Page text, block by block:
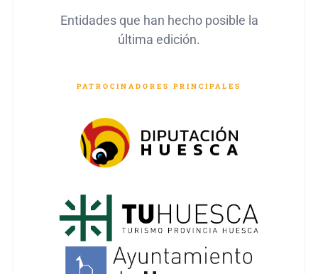
Entidades que han hecho posible la
última edición.
PATROCINADORES PRINCIPALES